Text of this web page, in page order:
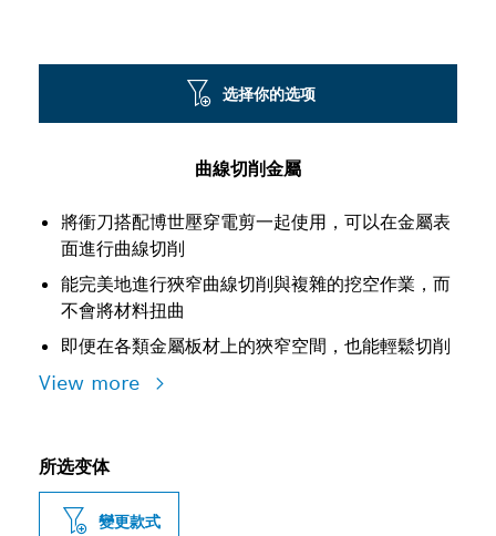
曲線切削金屬
將衝刀搭配博世壓穿電剪一起使用，可以在金屬表
面進行曲線切削
能完美地進行狹窄曲線切削與複雜的挖空作業，而
不會將材料扭曲
即便在各類金屬板材上的狹窄空間，也能輕鬆切削
View more
选择你的选项
所选变体
變更款式